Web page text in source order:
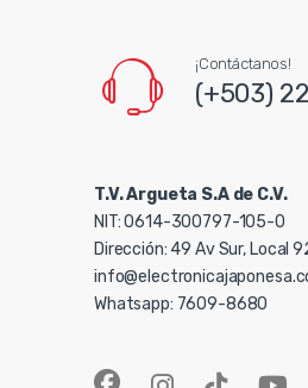
¡Contáctanos!
(+503)
T.V. Argueta S.A de C.V.
NIT: 0614-300797-105-0
Dirección: 49 Av Sur, Local
Whatsapp: 7609-8680